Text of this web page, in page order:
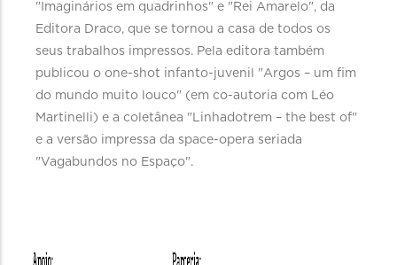
"Imaginários em quadrinhos" e "Rei Amarelo", da
Editora Draco, que se tornou a casa de todos os
seus trabalhos impressos. Pela editora também
publicou o one-shot infanto-juvenil "Argos – um fim
do mundo muito louco" (em co-autoria com Léo
Martinelli) e a coletânea "Linhadotrem – the best of"
e a versão impressa da space-opera seriada
"Vagabundos no Espaço".